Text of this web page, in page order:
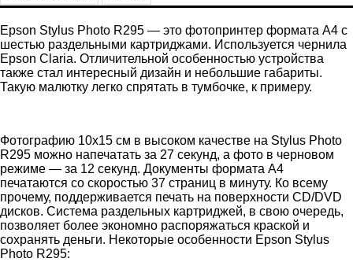
Epson Stylus Photo R295 — это фотопринтер формата A4 с
шестью раздельными картриджами. Используется чернила
Epson Claria. Отличительной особенностью устройства
также стал интересный дизайн и небольшие габариты.
Такую малютку легко спрятать в тумбочке, к примеру.
Фотографию 10х15 см в высоком качестве на Stylus Photo
R295 можно напечатать за 27 секунд, а фото в черновом
режиме — за 12 секунд. Документы формата A4
печатаются со скоростью 37 страниц в минуту. Ко всему
прочему, поддерживается печать на поверхности CD/DVD
дисков. Система раздельных картриджей, в свою очередь,
позволяет более экономно распоряжаться краской и
сохранять деньги. Некоторые особенности Epson Stylus
Photo R295: